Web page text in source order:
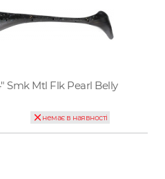
Smk Mtl Flk Pearl Belly
немає в наявності